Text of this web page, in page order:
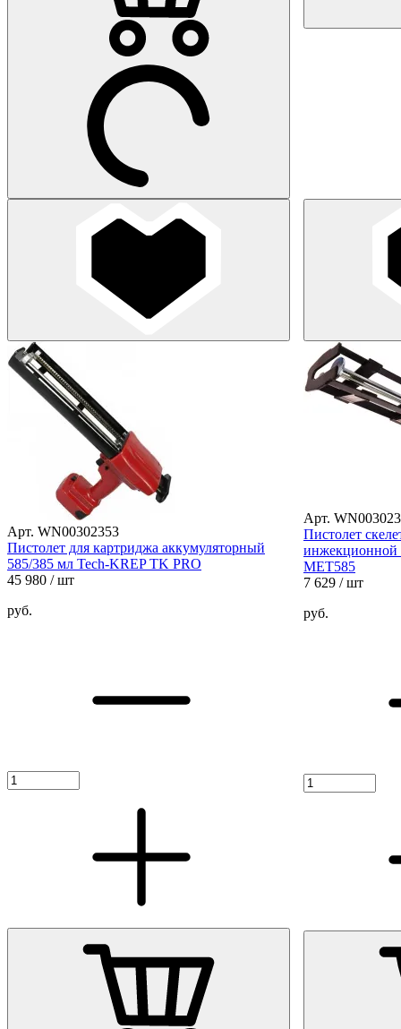
Арт. WN00302353
Пистолет для картриджа аккумуляторный
585/385 мл Tech-KREP TK PRO
45 980 / шт
руб.
Арт.
Пистолет
инжекционной
МЕТ585
7 629 / шт
руб.